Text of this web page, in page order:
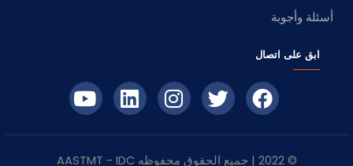
أسئلة وأجوبة
ابق على اتصال
© 2022 | جميع الحقوق محفوظه IDC
- AASTMT